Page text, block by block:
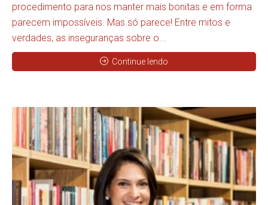
procedimento para nos manter mais bonitas e em forma
parecem impossíveis. Mas só parece! Entre mitos e
verdades, as inseguranças sobre o...
Continue lendo